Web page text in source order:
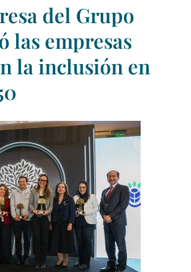
del Grupo
las empresas
la inclusión en